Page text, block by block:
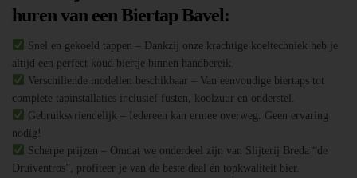
huren van een Biertap Bavel:
Snel en gekoeld tappen – Dankzij onze krachtige koeltechniek heb je
altijd een perfect koud biertje binnen handbereik.
Verschillende modellen beschikbaar – Van eenvoudige biertaps tot
complete tapinstallaties inclusief fusten, koolzuur en onderstel.
Gebruiksvriendelijk – Iedereen kan ermee overweg. Geen ervaring
nodig!
Scherpe prijzen – Omdat we onderdeel zijn van Slijterij Breda “de
Druiventros”, profiteer je van de beste deal én topkwaliteit bier.